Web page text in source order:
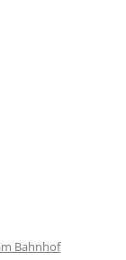
Bahnhof